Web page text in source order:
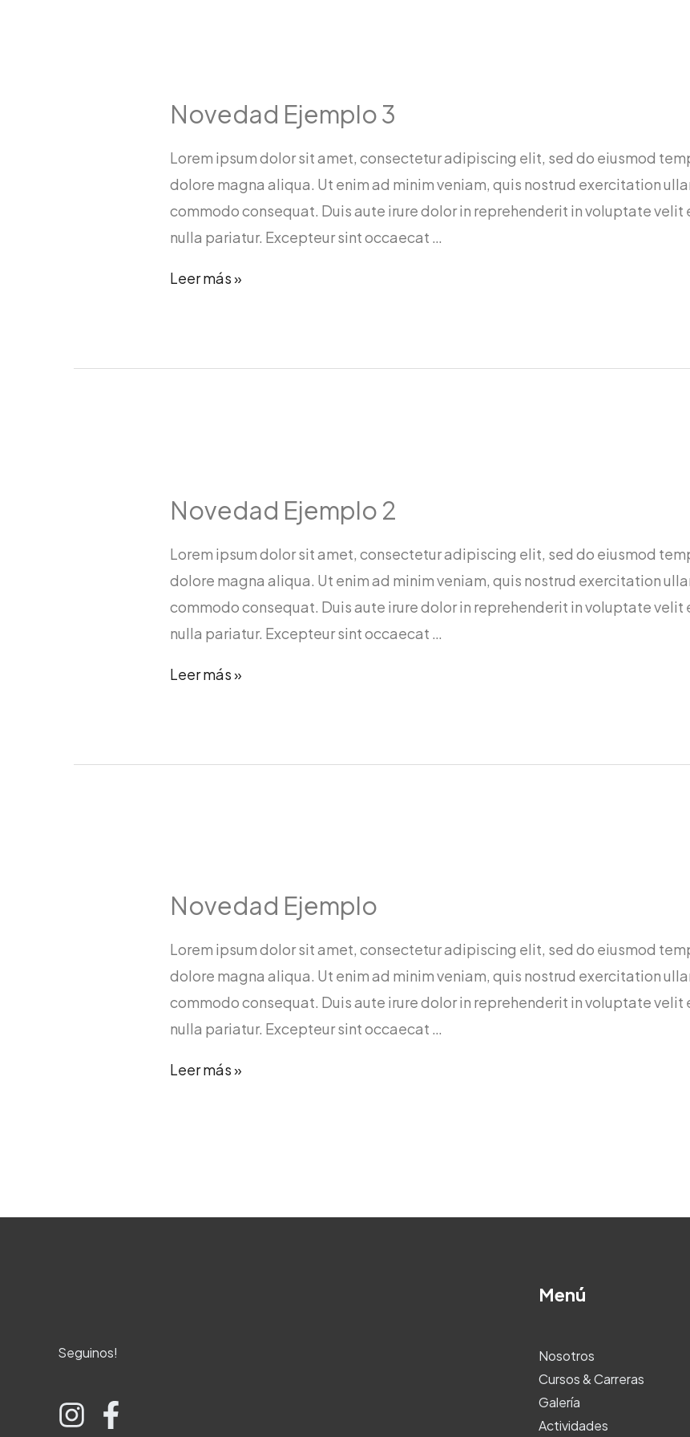
Novedad Ejemplo 3
Lorem ipsum dolor sit amet, consectetur adipiscing elit, sed do eiusmod
dolore magna aliqua. Ut enim ad minim veniam, quis nostrud exercitation
commodo consequat. Duis aute irure dolor in reprehenderit in voluptate
nulla pariatur. Excepteur sint occaecat …
Novedad
Leer más »
Novedad Ejemplo 2
Lorem ipsum dolor sit amet, consectetur adipiscing elit, sed do eiusmod
dolore magna aliqua. Ut enim ad minim veniam, quis nostrud exercitation
commodo consequat. Duis aute irure dolor in reprehenderit in voluptate
nulla pariatur. Excepteur sint occaecat …
Novedad
Leer más »
Novedad Ejemplo
Lorem ipsum dolor sit amet, consectetur adipiscing elit, sed do eiusmod
dolore magna aliqua. Ut enim ad minim veniam, quis nostrud exercitation
commodo consequat. Duis aute irure dolor in reprehenderit in voluptate
nulla pariatur. Excepteur sint occaecat …
Novedad
Leer más »
Seguinos!
Menú
Nosotros
Cursos & Carreras
Galería
Actividades